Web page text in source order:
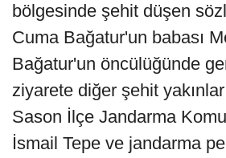
bölgesinde şehit düşen
Cuma Bağatur'un babası
Bağatur'un öncülüğünde
ziyarete diğer şehit
Sason İlçe Jandarma
İsmail Tepe ve jandarma